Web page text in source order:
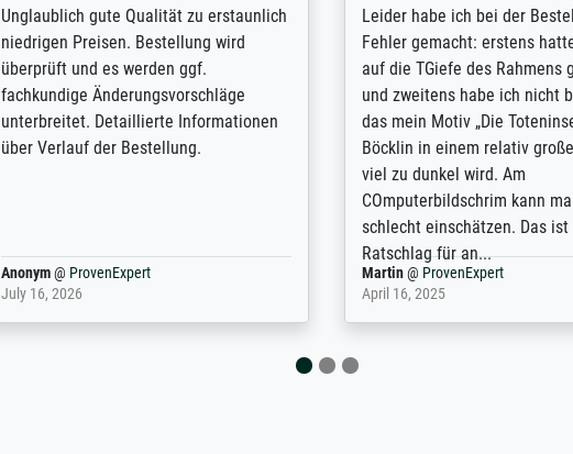
Excellent / Highly recommended. The
selection, ordering and payment process
were easy, shipping was efficient and
the item itself exceeds expectations. I
am based in the UK and found the site
searching for a specific print - I am very
SJL@ProvenExpert
December 2, 2025
The team at Meisterdrucke
meet its clients demands,
expert advice on how to
results for the prints
client. The company has a
repertoire of prints to
will provide excellent service
regards to prints which are
repertoire. Highly
Anonym@ProvenExpert
April 22, 2026